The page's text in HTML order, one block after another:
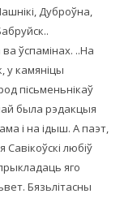
Дуброўна,
ўспамінах. ..На
у камяніцы
пісьменьнікаў
была рэдакцыя
і на ідыш. А паэт,
любіў
яго
Бязьлітасны